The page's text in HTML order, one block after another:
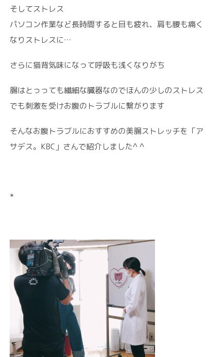
そしてストレス
パソコン作業など長時間すると目も疲れ、肩も腰も痛く
なりストレスに…
さらに猫背気味になって呼吸も浅くなりがち
腸はとっっても繊細な臓器なのでほんの少しのストレス
でも刺激を受けお腹のトラブルに繋がります
そんなお腹トラブルにおすすめの美腸ストレッチを「ア
サデス。KBC」さんで紹介しました^ ^
*